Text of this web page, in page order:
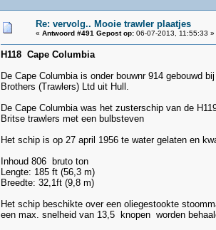
Re: vervolg.. Mooie trawler plaatjes
« Antwoord #491 Gepost op:06-07-2013, 11:55:33 »
H118 Cape Columbia
De Cape Columbia is onder bouwnr 914 gebouwd
Brothers (Trawlers) Ltd uit Hull.
De Cape Columbia was het zusterschip van de
Britse trawlers met een bulbsteven
Het schip is op 27 april 1956 te water gelaten en
Inhoud 806 bruto ton
Lengte: 185 ft (56,3 m)
Breedte: 32,1ft (9,8 m)
Het schip beschikte over een oliegestookte
een max. snelheid van 13,5 knopen worden